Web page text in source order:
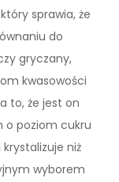
sprawia, że
do
gryczany,
kwasowości
to, że jest on
o poziom cukru
niż
wyborem